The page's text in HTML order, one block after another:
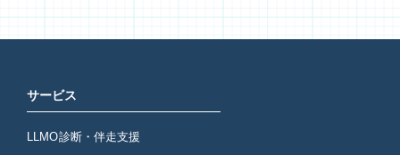
サービス
LLMO診断・伴走支援